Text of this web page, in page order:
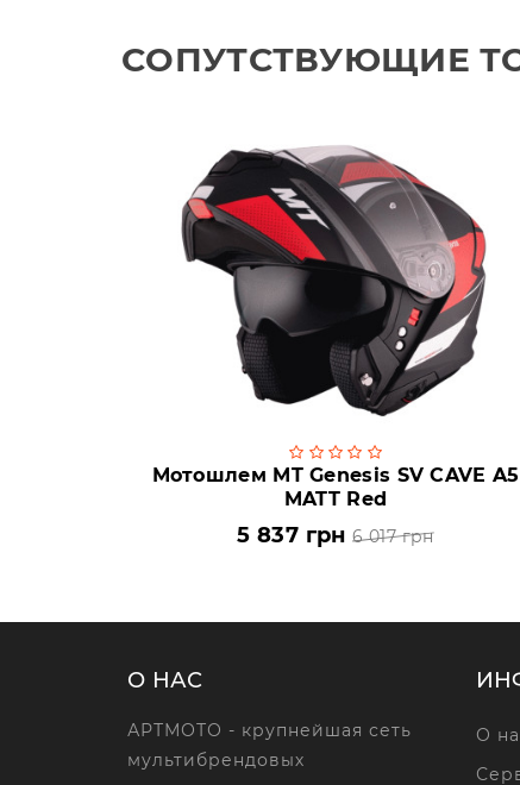
СОПУТСТВУЮЩИЕ
Мотошлем MT Genesis SV CAVE A5
MATT Red
5 837 грн 6 017 грн
О НАС
АРТМОТО - крупнейшая сеть
мультибрендовых
О